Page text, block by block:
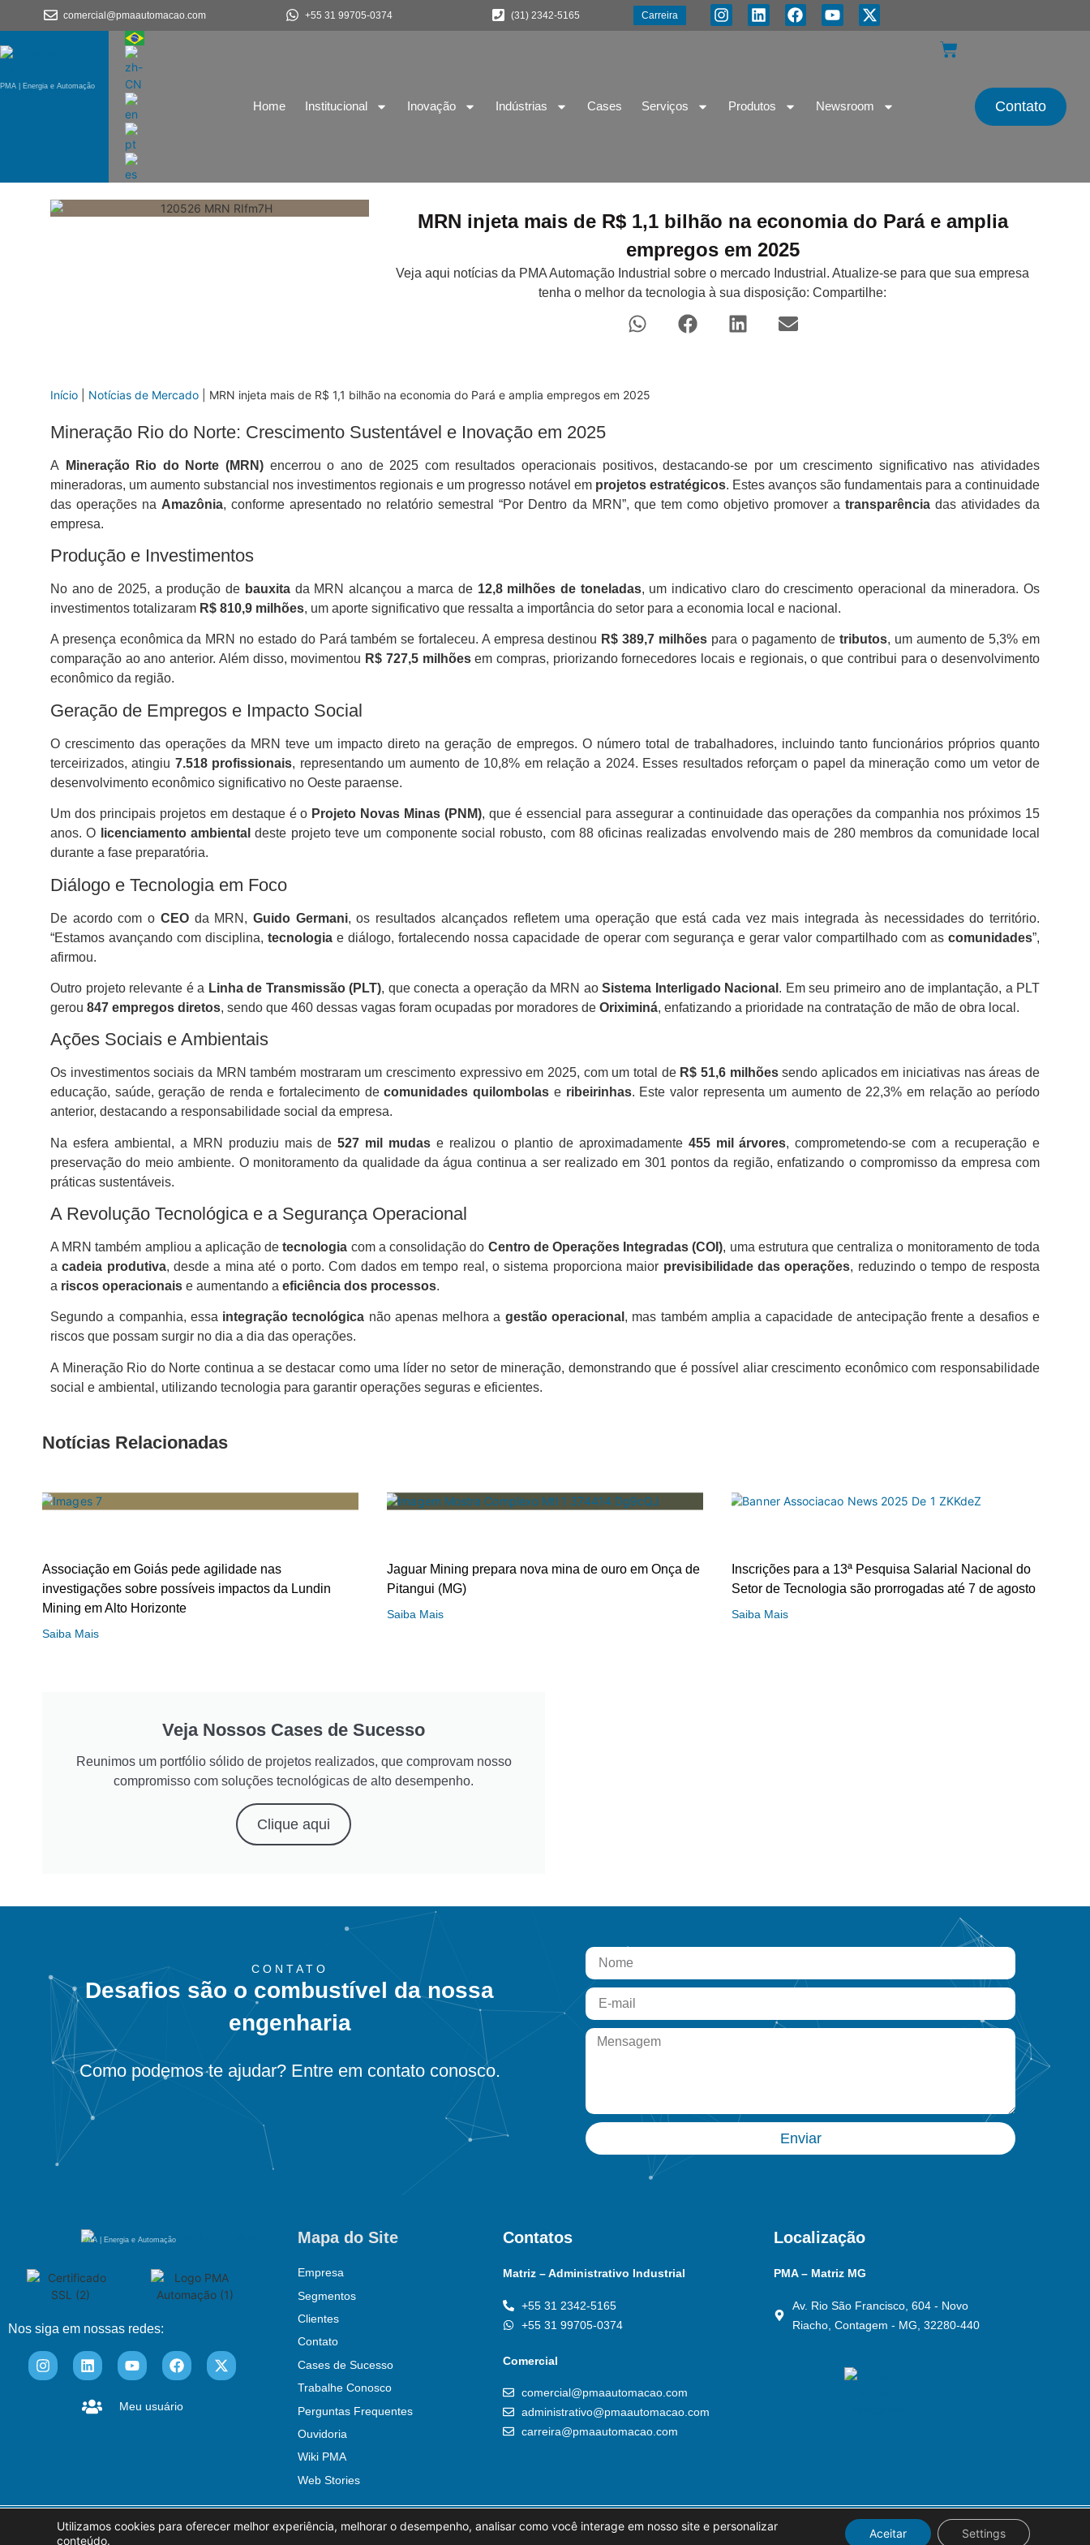
comercial@pmaautomacao.com +55 31 99705-0374 (31) 2342-5165 Carreira
PMA | Energia e Automação
Home Institucional Inovação Indústrias Cases Serviços Produtos Newsroom Contato
MRN injeta mais de R$ 1,1 bilhão na economia do Pará e amplia
empregos em 2025
Veja aqui notícias da PMA Automação Industrial sobre o mercado Industrial. Atualize-se para que sua empresa
tenha o melhor da tecnologia à sua disposição: Compartilhe:
Início Notícias de Mercado MRN injeta mais de R$ 1,1 bilhão na economia do Pará e amplia empregos em 2025
Mineração Rio do Norte: Crescimento Sustentável e Inovação em 2025
A Mineração Rio do Norte (MRN) encerrou o ano de 2025 com resultados operacionais positivos, destacando-se por um crescimento significativo nas atividades
mineradoras, um aumento substancial nos investimentos regionais e um progresso notável em projetos estratégicos. Estes avanços são fundamentais para a continuidade
das operações na Amazônia, conforme apresentado no relatório semestral “Por Dentro da MRN”, que tem como objetivo promover a transparênciadas atividades da
empresa.
Produção e Investimentos
No ano de 2025, a produção de bauxitada MRN alcançou a marca de 12,8 milhões de toneladas, um indicativo claro do crescimento operacional da mineradora. Os
investimentos totalizaram R$ 810,9 milhões, um aporte significativo que ressalta a importância do setor para a economia local e nacional.
A presença econômica da MRN no estado do Pará também se fortaleceu. A empresa destinou R$ 389,7 milhõespara o pagamento de tributos, um aumento de 5,3% em
comparação ao ano anterior. Além disso, movimentou R$ 727,5 milhõesem compras, priorizando fornecedores locais e regionais, o que contribui para o desenvolvimento
econômico da região.
Geração de Empregos e Impacto Social
O crescimento das operações da MRN teve um impacto direto na geração de empregos. O número total de trabalhadores, incluindo tanto funcionários próprios quanto
terceirizados, atingiu 7.518 profissionais, representando um aumento de 10,8% em relação a 2024. Esses resultados reforçam o papel da mineração como um vetor de
desenvolvimento econômico significativo no Oeste paraense.
Um dos principais projetos em destaque é o Projeto Novas Minas (PNM), que é essencial para assegurar a continuidade das operações da companhia nos próximos 15
anos. O
licenciamento ambiental deste projeto teve um componente social robusto, com 88 oficinas realizadas envolvendo mais de 280 membros da comunidade local
durante a fase preparatória.
Diálogo e Tecnologia em Foco
De acordo com o CEOda MRN, Guido Germani, os resultados alcançados refletem uma operação que está cada vez mais integrada às necessidades do território.
“Estamos avançando com disciplina,tecnologia e diálogo, fortalecendo nossa capacidade de operar com segurança e gerar valor compartilhado com ascomunidades”,
afirmou.
Outro projeto relevante é a Linha de Transmissão (PLT), que conecta a operação da MRN ao Sistema Interligado Nacional . Em seu primeiro ano de implantação, a PLT
gerou 847 empregos diretos, sendo que 460 dessas vagas foram ocupadas por moradores de Oriximiná, enfatizando a prioridade na contratação de mão de obra local.
Ações Sociais e Ambientais
Os investimentos sociais da MRN também mostraram um crescimento expressivo em 2025, com um total de R$ 51,6 milhõessendo aplicados em iniciativas nas áreas de
educação, saúde, geração de renda e fortalecimento decomunidades quilombolas e ribeirinhas. Este valor representa um aumento de 22,3% em relação ao período
anterior, destacando a responsabilidade social da empresa.
Na esfera ambiental, a MRN produziu mais de527 mil mudas e realizou o plantio de aproximadamente 455 mil árvores, comprometendo-se com a recuperação e
preservação do meio ambiente. O monitoramento da qualidade da água continua a ser realizado em 301 pontos da região, enfatizando o compromisso da empresa com
práticas sustentáveis.
A Revolução Tecnológica e a Segurança Operacional
A MRN também ampliou a aplicação detecnologia com a consolidação do Centro de Operações Integradas (COI), uma estrutura que centraliza o monitoramento de toda
acadeia produtiva, desde a mina até o porto. Com dados em tempo real, o sistema proporciona maior previsibilidade das operações, reduzindo o tempo de resposta
a riscos operacionais e aumentando a eficiência dos processos.
Segundo a companhia, essa integração tecnológica não apenas melhora a gestão operacional , mas também amplia a capacidade de antecipação frente a desafios e
riscos que possam surgir no dia a dia das operações.
A Mineração Rio do Norte continua a se destacar como uma líder no setor de mineração, demonstrando que é possível aliar crescimento econômico com responsabilidade
social e ambiental, utilizando tecnologia para garantir operações seguras e eficientes.
Notícias Relacionadas
Associação em Goiás pede agilidade nas
investigações sobre possíveis impactos da Lundin
Mining em Alto Horizonte
Saiba Mais
Jaguar Mining prepara nova mina de ouro em Onça de
Pitangui (MG)
Saiba Mais
Inscrições para a 13ª Pesquisa Salarial Nacional do
Setor de Tecnologia são prorrogadas até 7 de agosto
Saiba Mais
Veja Nossos Cases de Sucesso
Reunimos um portfólio sólido de projetos realizados, que comprovam nosso
compromisso com soluções tecnológicas de alto desempenho.
Clique aqui
CONTATO
Desafios são o combustível da nossa
engenharia
Como podemos te ajudar? Entre em contato conosco.
Enviar
PMA | Energia e Automação
Nos siga em nossas redes:
Meu usuário
Mapa do Site
Empresa
Segmentos
Clientes
Contato
Cases de Sucesso
Trabalhe Conosco
Perguntas Frequentes
Ouvidoria
Wiki PMA
Web Stories
Contatos
Matriz – Administrativo Industrial
+55 31 2342-5165
+55 31 99705-0374
Comercial
comercial@pmaautomacao.com
administrativo@pmaautomacao.com
carreira@pmaautomacao.com
Localização
PMA – Matriz MG
Av. Rio São Francisco, 604 - Novo
Riacho, Contagem - MG, 32280-440
Política Ambiental Política de Privacidade
© PMA Automação
Utilizamos cookies para oferecer melhor experiência, melhorar o desempenho, analisar como você interage em nosso site e personalizar
conteúdo.
Aceitar Settings